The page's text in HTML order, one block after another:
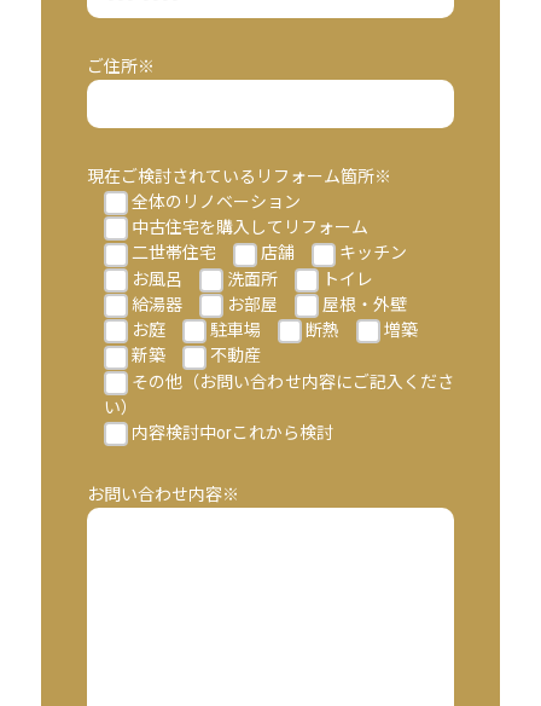
ご住所※
現在ご検討されているリフォーム箇所※
全体のリノベーション
中古住宅を購入してリフォーム
二世帯住宅
店舗
キッチン
お風呂
洗面所
トイレ
給湯器
お部屋
屋根・外壁
お庭
駐車場 断熱
増築
新築
不動産
その他（お問い合わせ内容にご記入くださ
い）
内容検討中orこれから検討
お問い合わせ内容※